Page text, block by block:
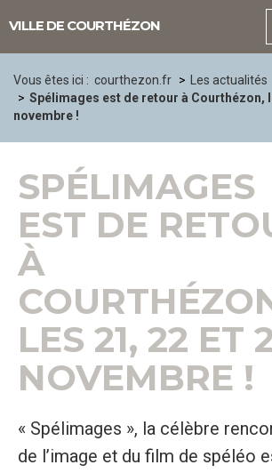
VILLE DE COURTHÉZON
Vous êtes ici : courthezon.fr
Les actualités
Spélimages est de retour à Courthézon,
novembre !
SPÉLIMAGES
EST DE
À
LES 21, 22 ET
NOVEMBRE !
« Spélimages », la célèbre
de l’image et du film de spéléo